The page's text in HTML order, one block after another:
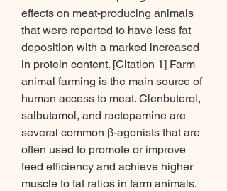
effects on meat-producing animals
that were reported to have less fat
deposition with a marked increased
in protein content. [Citation 1] Farm
animal farming is the main source of
human access to meat. Clenbuterol,
salbutamol, and ractopamine are
several common β-agonists that are
often used to promote or improve
feed efficiency and achieve higher
muscle to fat ratios in farm animals.